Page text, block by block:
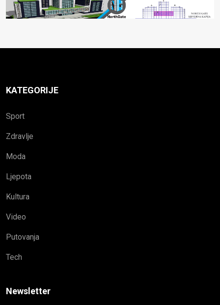
KATEGORIJE
Sport
Zdravlje
Moda
Ljepota
Kultura
Video
Putovanja
Tech
Newsletter